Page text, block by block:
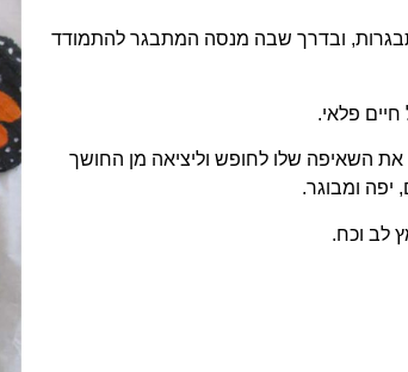
ובדרך שבה מנסה המתבגר להתמודד
חיים פלאי.
השאיפה שלו לחופש וליציאה מן החושך
יפה ומבוגר.
לב וכח.